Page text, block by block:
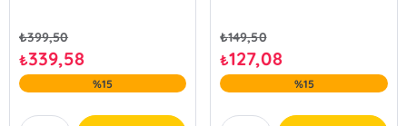
₺399,50
₺339,58
%15
₺149,50
₺127,08
%15